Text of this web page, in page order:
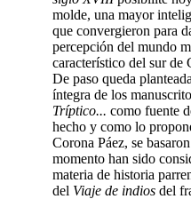
molde, una mayor
que convergieron para
percepción del mundo
característico del sur de
De paso queda
íntegra de los
Tríptico... como fuente
hecho y como lo
Corona Páez, se
momento han sido
materia de historia
del Viaje de indios del